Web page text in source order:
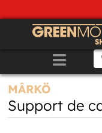
MÂRKÖ
Support de